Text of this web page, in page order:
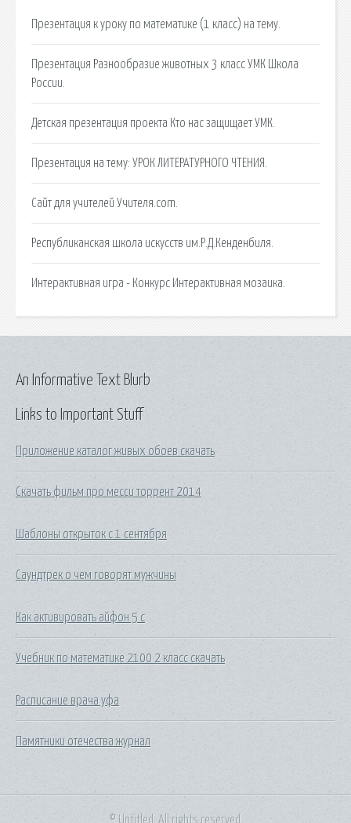
Презентация к уроку по математике (1 класс) на тему.
Презентация Разнообразие животных 3 класс УМК Школа
России.
Детская презентация проекта Кто нас защищает УМК.
Презентация на тему: УРОК ЛИТЕРАТУРНОГО ЧТЕНИЯ.
Сайт для учителей Учителя.com.
Республиканская школа искусств им.Р.Д.Кенденбиля.
Интерактивная игра - Конкурс Интерактивная мозаика.
Links to Important Stuff
Приложение каталог живых обоев скачать
Скачать фильм про месси торрент 2014
Шаблоны открыток с 1 сентября
Саундтрек о чем говорят мужчины
Как активировать айфон 5 с
Учебник по математике 2100 2 класс скачать
Расписание врача уфа
Памятники отечества журнал
An Informative Text Blurb
© Untitled. All rights reserved.